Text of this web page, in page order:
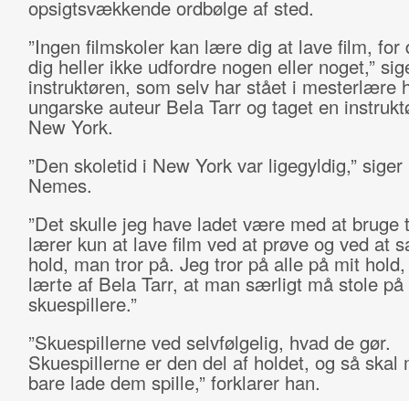
opsigtsvækkende ordbølge af sted.
”Ingen filmskoler kan lære dig at lave film, for
dig heller ikke udfordre nogen eller noget,”
instruktøren, som selv har stået i mesterlære
ungarske auteur Bela Tarr og taget en
New York.
”Den skoletid i New York var ligegyldig,” siger
Nemes.
”Det skulle jeg have ladet være med at bruge
lærer kun at lave film ved at prøve og ved at
hold, man tror på. Jeg tror på alle på mit
lærte af Bela Tarr, at man særligt må stole på
skuespillere.”
”Skuespillerne ved selvfølgelig, hvad de gør.
Skuespillerne er den del af holdet, og så skal
bare lade dem spille,” forklarer han.